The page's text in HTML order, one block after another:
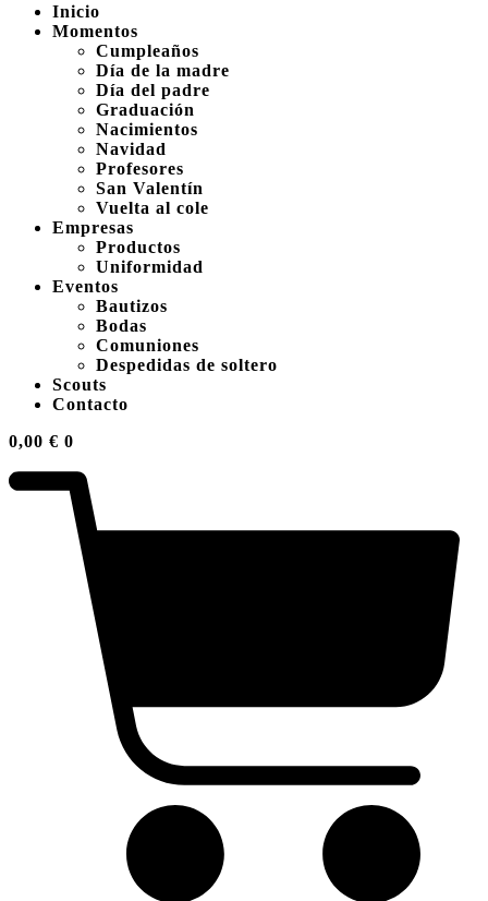
Inicio
Momentos
Cumpleaños
Día de la madre
Día del padre
Graduación
Nacimientos
Navidad
Profesores
San Valentín
Vuelta al cole
Empresas
Productos
Uniformidad
Eventos
Bautizos
Bodas
Comuniones
Despedidas de soltero
Scouts
Contacto
0,00 € 0